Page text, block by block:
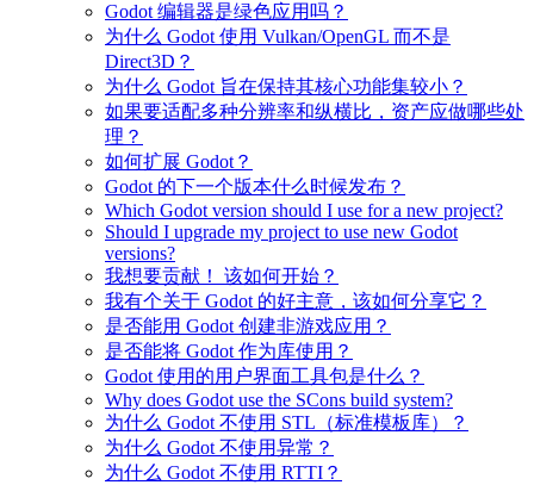
Godot 编辑器是绿色应用吗？
为什么 Godot 使用 Vulkan/OpenGL 而不是
Direct3D？
为什么 Godot 旨在保持其核心功能集较小？
如果要适配多种分辨率和纵横比，资产应做哪些处
理？
如何扩展 Godot？
Godot 的下一个版本什么时候发布？
Which Godot version should I use for a new project?
Should I upgrade my project to use new Godot
versions?
我想要贡献！ 该如何开始？
我有个关于 Godot 的好主意，该如何分享它？
是否能用 Godot 创建非游戏应用？
是否能将 Godot 作为库使用？
Godot 使用的用户界面工具包是什么？
Why does Godot use the SCons build system?
为什么 Godot 不使用 STL（标准模板库）？
为什么 Godot 不使用异常？
为什么 Godot 不使用 RTTI？